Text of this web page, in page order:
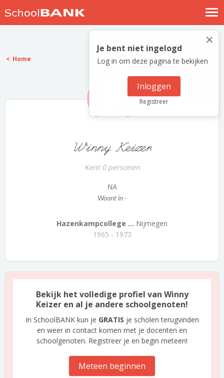
Nostalgische verhalen
Log in
Meld je gratis aan
×
Je bent niet ingelogd
Log in om deze pagina te bekijken
Inloggen
Registreer
Home
Winny Keizer
Kent 0 personen
NA
Woont in -
Hazenkampcollege ... Nijmegen
1965 - 1973
Bekijk het volledige profiel van Winny
Keizer en al je andere schoolgenoten!
In SchoolBANK kun je GRATIS je scholen terugvinden
en weer in contact komen met je docenten en
schoolgenoten. Registreer je en begin meteen!
Meteen beginnen